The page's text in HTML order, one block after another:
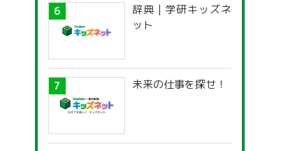
辞典 | 学研キッズネ
ット
未来の仕事を探せ！